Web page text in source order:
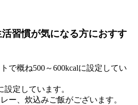
習慣が気になる方におすす
で概ね500～600kcalに設定してい
設定しています。
ー、炊込みご飯がございます。